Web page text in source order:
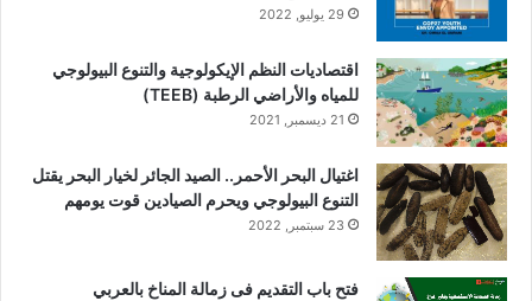
29 يوليو, 2022
اقتصاديات النظم الإيكولوجية والتنوع البيولوجي
للمياه والأراضي الرطبة (TEEB)
21 ديسمبر, 2021
اغتيال البحر الأحمر.. الصيد الجائر لخيار البحر يقتل
التنوع البيولوجي ويحرم الصيادين قوت يومهم
23 سبتمبر, 2022
فتح باب التقديم فى زمالة المناخ بالعربي